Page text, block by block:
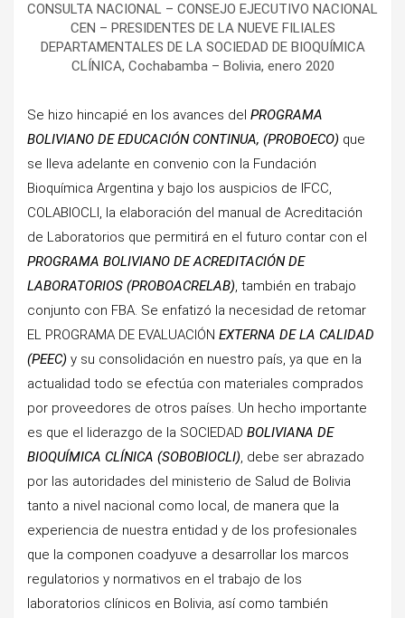
CONSULTA NACIONAL – CONSEJO EJECUTIVO NACIONAL
CEN – PRESIDENTES DE LA NUEVE FILIALES
DEPARTAMENTALES DE LA SOCIEDAD DE BIOQUÍMICA
CLÍNICA, Cochabamba – Bolivia, enero 2020
Se hizo hincapié en los avances del PROGRAMA
BOLIVIANO DE EDUCACIÓN CONTINUA, (PROBOECO) que
se lleva adelante en convenio con la Fundación
Bioquímica Argentina y bajo los auspicios de IFCC,
COLABIOCLI, la elaboración del manual de Acreditación
de Laboratorios que permitirá en el futuro contar con el
PROGRAMA BOLIVIANO DE ACREDITACIÓN DE
LABORATORIOS (PROBOACRELAB), también en trabajo
conjunto con FBA. Se enfatizó la necesidad de retomar
EL PROGRAMA DE EVALUACIÓN EXTERNA DE LA CALIDAD
(PEEC) y su consolidación en nuestro país, ya que en la
actualidad todo se efectúa con materiales comprados
por proveedores de otros países. Un hecho importante
es que el liderazgo de la SOCIEDAD BOLIVIANA DE
BIOQUÍMICA CLÍNICA (SOBOBIOCLI), debe ser abrazado
por las autoridades del ministerio de Salud de Bolivia
tanto a nivel nacional como local, de manera que la
experiencia de nuestra entidad y de los profesionales
que la componen coadyuve a desarrollar los marcos
regulatorios y normativos en el trabajo de los
laboratorios clínicos en Bolivia, así como también